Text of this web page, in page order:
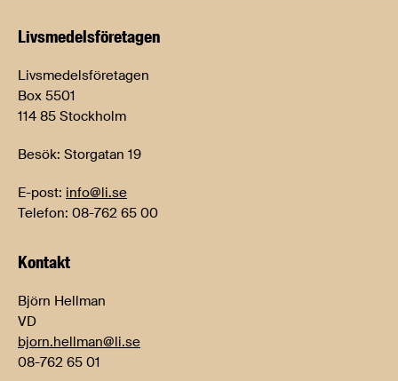
Livsmedels­företagen
Livsmedelsföretagen
Box 5501
114 85 Stockholm
Besök: Storgatan 19
E-post: info@li.se
Telefon: 08-762 65 00
Kontakt
Björn Hellman
VD
bjorn.hellman@li.se
08-762 65 01